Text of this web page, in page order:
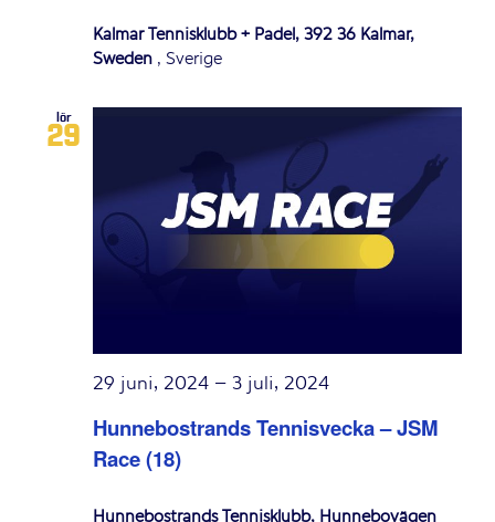
Kalmar Tennisklubb + Padel, 392 36 Kalmar,
Sweden , Sverige
lör
29
Hunnebostrands Tennisvecka – JSM
Race (18)
29 juni, 2024 – 3 juli, 2024